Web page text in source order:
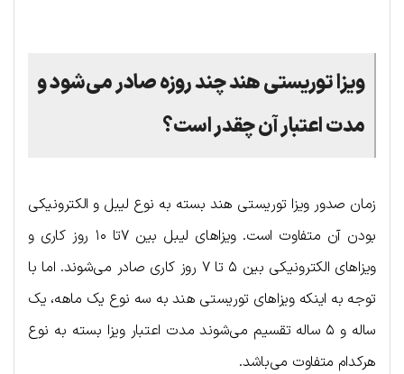
ویزا توریستی هند چند روزه صادر می‌شود و
مدت اعتبار آن چقدر است؟
زمان صدور ویزا توریستی هند بسته به نوع لیبل و الکترونیکی
بودن آن متفاوت است. ویزاهای لیبل بین ۷تا ۱۰ روز کاری و
ویزاهای الکترونیکی بین ۵ تا ۷ روز کاری صادر می‌شوند. اما با
توجه به اینکه ویزاهای توریستی هند به سه نوع یک ماهه، یک
ساله و ۵ ساله تقسیم‌ می‌شوند مدت اعتبار ویزا بسته به نوع
هرکدام متفاوت می‌باشد.